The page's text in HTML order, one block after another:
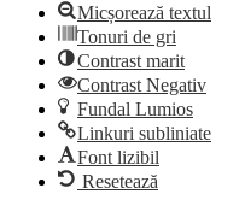
Micșorează textul
Tonuri de gri
Contrast marit
Contrast Negativ
Fundal Lumios
Linkuri subliniate
Font lizibil
Resetează